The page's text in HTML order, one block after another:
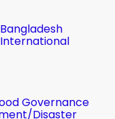
Governance
Disaster